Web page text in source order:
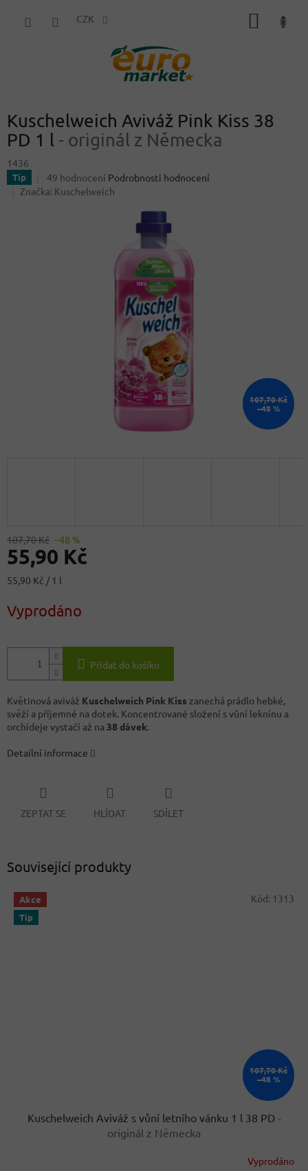
CZK
Kuschelweich Aviváž Pink Kiss 38
PD 1 l - originál z Německa
1436
Tip
Průměrné
hodnocení
49 hodnocení Podrobnosti hodnocení
Značka: Kuschelweich
107,70 Kč
–48 %
107,70 Kč –48 %
55,90 Kč
Měrná
55,90 Kč / 1 l
Vyprodáno
Přidat do košíku
Květinová aviváž Kuschelweich Pink Kiss zanechá prádlo hebké,
svěží a příjemné na dotek. Koncentrované složení s vůní leknínu a
orchideje vystačí až na 38 dávek.
Detailní informace
ZEPTAT SE HLÍDAT SDÍLET
Související produkty
Akce
Tip
107,70 Kč
–48 %
Kuschelweich Aviváž s vůní letního vánku 1 l 38 PD -
originál z Německa
Vyprodáno
Kód: 1313